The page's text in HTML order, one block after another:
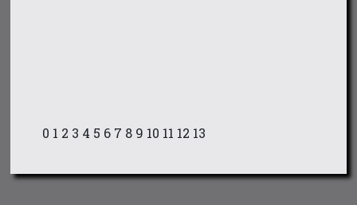
0 1 2 3 4 5 6 7 8 9 10 11 12 13